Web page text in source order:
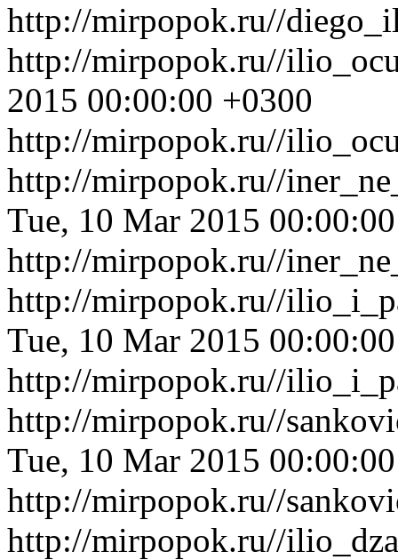
http://mirpopok.ru//
http://mirpopok.ru//
2015 00:00:00 +0300
http://mirpopok.ru//
http://mirpopok.ru//
Tue, 10 Mar 2015
http://mirpopok.ru//
http://mirpopok.ru//
Tue, 10 Mar 2015
http://mirpopok.ru//
http://mirpopok.ru//
Tue, 10 Mar 2015
http://mirpopok.ru//
http://mirpopok.ru//